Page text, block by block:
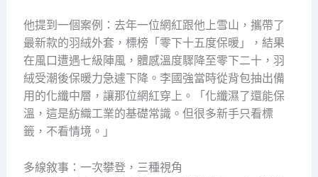
他提到一個案例：去年一位網紅跟他上雪山，攜帶了
最新款的羽絨外套，標榜「零下十五度保暖」，結果
在風口遭遇七級陣風，體感溫度驟降至零下二十，羽
絨受潮後保暖力急遽下降。李國強當時從背包抽出備
用的化纖中層，讓那位網紅穿上。「化纖濕了還能保
溫，這是紡織工業的基礎常識。但很多新手只看標
籤，不看情境。」
多線敘事：一次攀登，三種視角